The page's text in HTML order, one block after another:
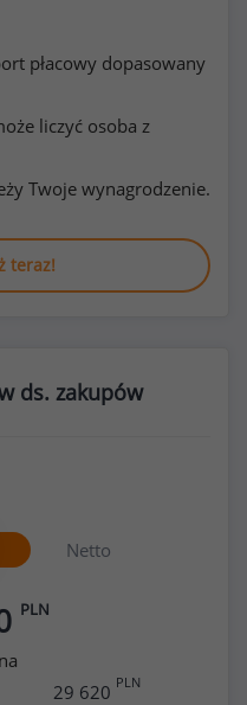
płacowy dopasowany
liczyć osoba z
Twoje wynagrodzenie.
teraz!
ds. zakupów
Netto
PLN
29 620 PLN